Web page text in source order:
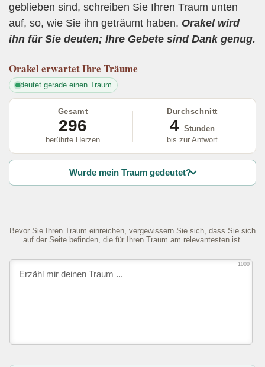
geblieben sind, schreiben Sie Ihren Traum unten
auf, so, wie Sie ihn geträumt haben. Orakel wird
ihn für Sie deuten; Ihre Gebete sind Dank genug.
Orakelerwartet Ihre Träume
deutet gerade einen Traum
Gesamt
296
berührte Herzen
Durchschnitt
4 Stunden
bis zur Antwort
Wurde mein Traum gedeutet?
Bevor Sie Ihren Traum einreichen, vergewissern Sie sich, dass Sie sich
auf der Seite befinden, die für Ihren Traum am relevantesten ist.
1000